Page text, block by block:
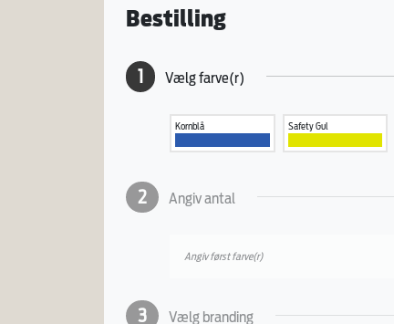
Bestilling
1 Vælg farve(r)
Kornblå Safety Gul
2 Angiv antal
Angiv først farve(r)
3 Vælg branding